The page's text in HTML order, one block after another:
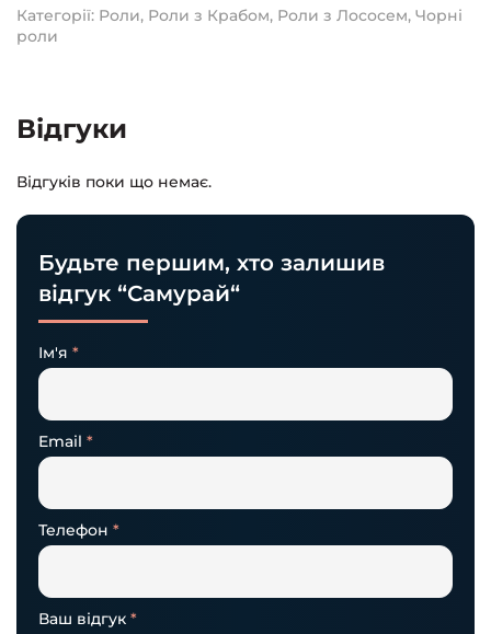
Категорії: Роли, Роли з Крабом, Роли з Лососем, Чорні
роли
Відгуки
Відгуків поки що немає.
Будьте першим, хто залишив
відгук “Самурай“
Ім'я *
Email *
Телефон *
Ваш відгук *